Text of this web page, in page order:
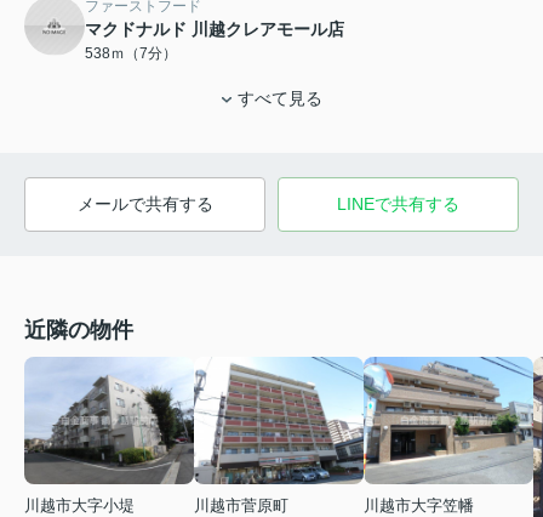
ファーストフード
マクドナルド 川越クレアモール店
538ｍ（7分）
すべて見る
メールで共有する LINEで共有する
近隣の物件
川越市大字小堤
川越市菅原町
川越市大字笠幡